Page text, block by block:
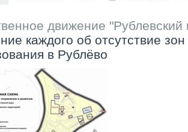
движение "Рублевский
каждого об отсутствие
в Рублёво